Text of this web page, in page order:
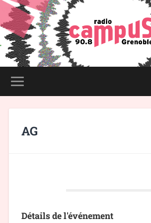
AG
Détails de l'événement